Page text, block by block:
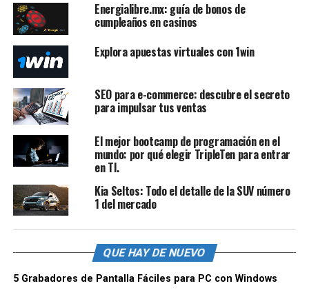
Energialibre.mx: guía de bonos de
cumpleaños en casinos
Explora apuestas virtuales con 1win
SEO para e-commerce: descubre el secreto
para impulsar tus ventas
El mejor bootcamp de programación en el
mundo: por qué elegir TripleTen para entrar
en TI.
Kia Seltos: Todo el detalle de la SUV número
1 del mercado
QUE HAY DE NUEVO
5 Grabadores de Pantalla Fáciles para PC con Windows